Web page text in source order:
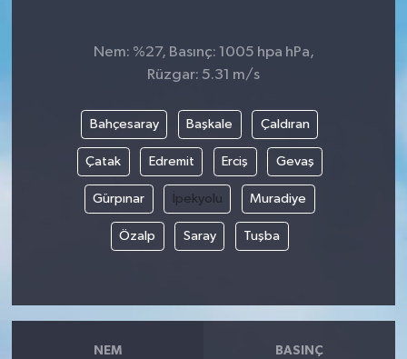
Nem: %27, Basınç: 1005 hpa hPa,
Rüzgar: 5.31 m/s
Bahçesaray Başkale Çaldıran
Çatak Edremit Erciş Gevaş
Gürpınar İpekyolu Muradiye
Özalp Saray Tuşba
NEM BASINÇ